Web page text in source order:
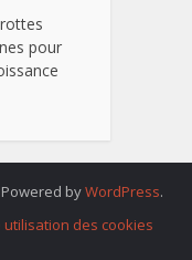
pour
Powered byWordPress.
utilisation des cookies